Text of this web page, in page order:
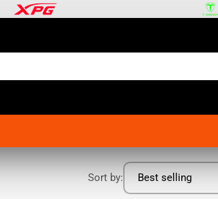
Sort by: Best selling